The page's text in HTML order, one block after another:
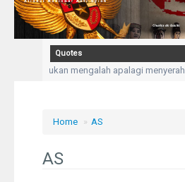
Home
Profil
Syiah
Pelangi
Quotes
bukan mengalah apalagi menyerah
Home » AS
AS